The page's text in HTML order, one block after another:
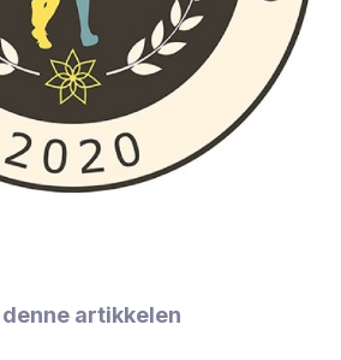
denne artikkelen